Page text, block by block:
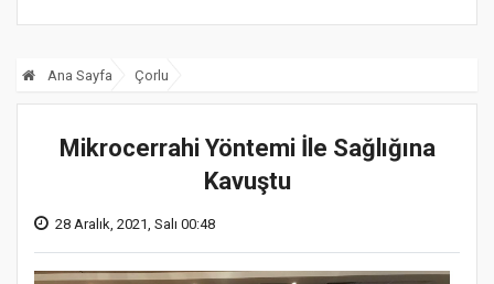
Ana Sayfa Çorlu
Mikrocerrahi Yöntemi İle Sağlığına
Kavuştu
28 Aralık, 2021, Salı 00:48